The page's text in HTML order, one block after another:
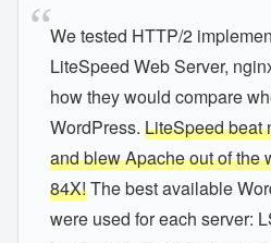
We tested HTTP/2
LiteSpeed Web Server,
how they would compare
WordPress. LiteSpeed beat
and blew Apache out of the
84X!The best available
were used for each server: